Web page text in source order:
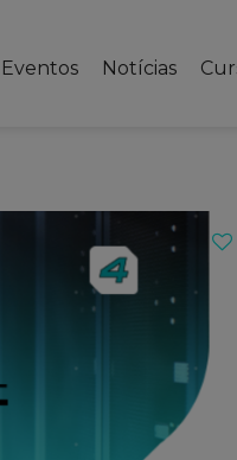
Eventos Notícias